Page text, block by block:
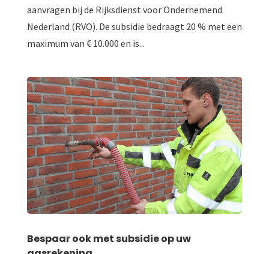
aanvragen bij de Rijksdienst voor Ondernemend
Nederland (RVO). De subsidie bedraagt 20 % met een
maximum van € 10.000 en is...
Bespaar ook met subsidie op uw